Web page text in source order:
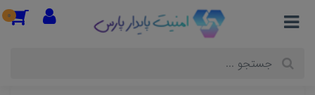
0